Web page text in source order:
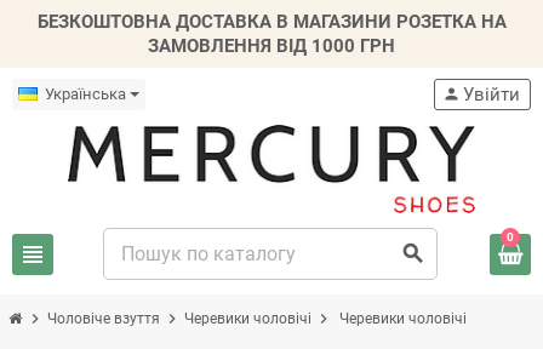
БЕЗКОШТОВНА ДОСТАВКА В МАГАЗИНИ РОЗЕТКА НА
ЗАМОВЛЕННЯ ВІД 1000 ГРН
Українська
view_headline search
person Увійти
0
chevron_right Чоловіче взуття chevron_right Черевики чоловічі chevron_right Черевики чоловічі